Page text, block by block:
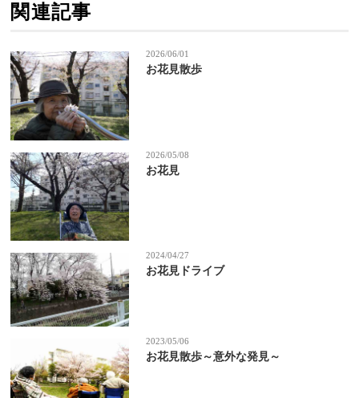
関連記事
2026/06/01
お花見散歩
2026/05/08
お花見
2024/04/27
お花見ドライブ
2023/05/06
お花見散歩～意外な発見～